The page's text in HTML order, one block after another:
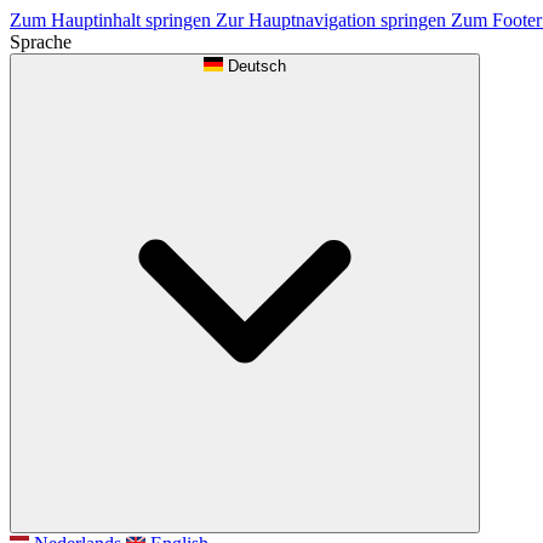
Zum Hauptinhalt springen Zur Hauptnavigation springen Zum
Sprache
Deutsch